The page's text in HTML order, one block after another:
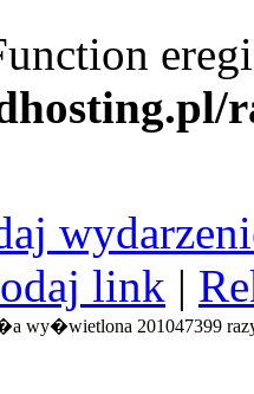
link |
wy�wietlona 201047399